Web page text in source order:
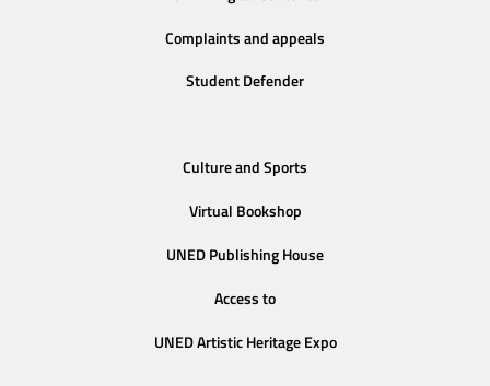
Complaints and appeals
Student Defender
Culture and Sports
Virtual Bookshop
UNED Publishing House
Access to
UNED Artistic Heritage Expo